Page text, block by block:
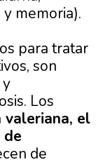
memoria).
para tratar
son
Los
valeriana, el
de
de